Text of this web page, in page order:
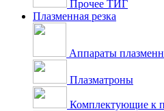
Прочее ТИГ
Плазменная резка
Аппараты
Плазматроны
Комплектующие к